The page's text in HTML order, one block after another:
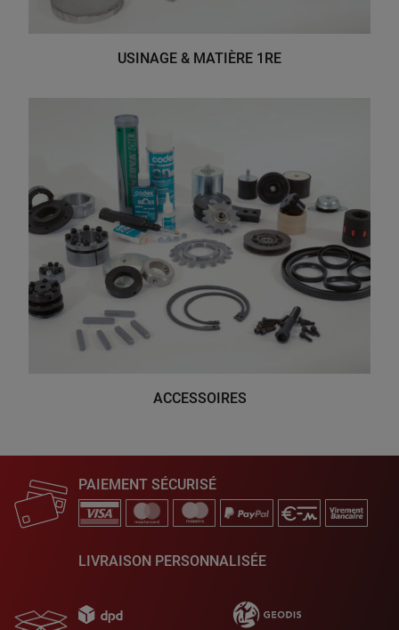
USINAGE & MATIÈRE 1RE
ACCESSOIRES
PAIEMENT SÉCURISÉ
LIVRAISON PERSONNALISÉE